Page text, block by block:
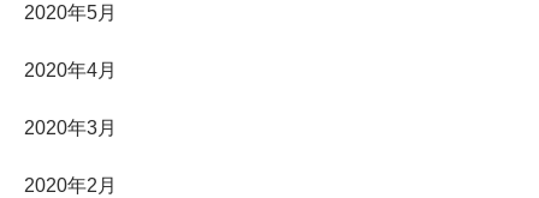
2020年5月
2020年4月
2020年3月
2020年2月